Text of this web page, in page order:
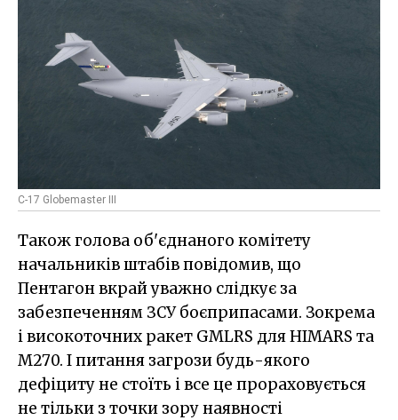
C-17 Globemaster III
Також голова об'єднаного комітету
начальників штабів повідомив, що
Пентагон вкрай уважно слідкує за
забезпеченням ЗСУ боєприпасами. Зокрема
і високоточних ракет GMLRS для HIMARS та
M270. І питання загрози будь-якого
дефіциту не стоїть і все це прораховується
не тільки з точки зору наявності